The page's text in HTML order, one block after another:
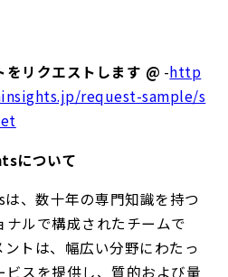
リクエストします @ -http
request-sample/s
について
、数十年の専門知識を持つ
ルで構成されたチームで
トは、幅広い分野にわたっ
スを提供し、質的および量